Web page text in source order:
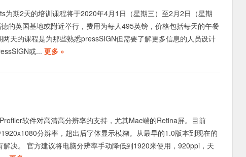
为期2天的培训课程将于2020年4月1日（星期三）至2月2日（星期
的英国基地或附近举行，费用为每人495英镑，价格包括每天的午餐
两天的课程是为那些熟悉pressSIGN但需要了解更多信息的人员设计
或... 更多 »
软件对高清高分辨率的支持，尤其Mac端的Retina屏。目前
分辨率，超出后字体显示模糊。从最早的1.0版本到现在的
解决。 官方建议将电脑分辨率手动降低到1920来使用，920ppi，天